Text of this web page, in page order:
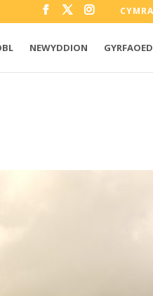
NEWYDDION